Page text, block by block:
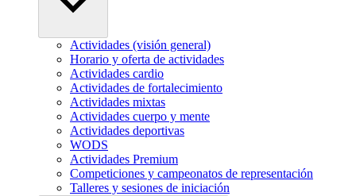
Actividades (visión general)
Horario y oferta de actividades
Actividades cardio
Actividades de fortalecimiento
Actividades mixtas
Actividades cuerpo y mente
Actividades deportivas
WODS
Actividades Premium
Competiciones y campeonatos de representación
Talleres y sesiones de iniciación